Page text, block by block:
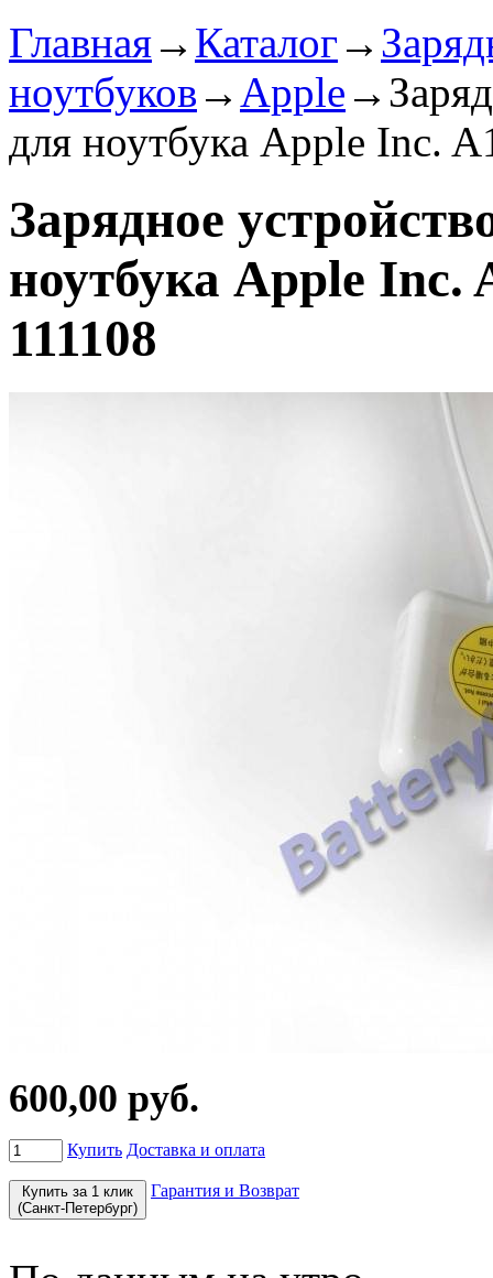
Главная→ Каталог →
ноутбуков → Apple →
для ноутбука Apple Inc.
Зарядное
ноутбука Apple Inc.
111108
600,00 руб.
Купить Доставка и оплата
Купить за 1 клик
(Санкт-Петербург)
Гарантия и Возврат